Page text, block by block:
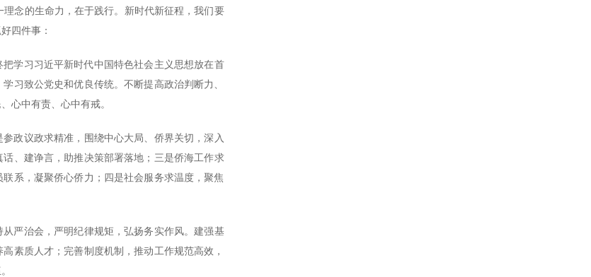
理念的生命力，在于践行。新时代新征程，我们要
四件事：
把学习习近平新时代中国特色社会主义思想放在首
习致公党史和优良传统。不断提高政治判断力、
心中有责、心中有戒。
参政议政求精准，围绕中心大局、侨界关切，深入
、建诤言，助推决策部署落地；三是侨海工作求
系，凝聚侨心侨力；四是社会服务求温度，聚焦
从严治会，严明纪律规矩，弘扬务实作风。建强基
素质人才；完善制度机制，推动工作规范高效，